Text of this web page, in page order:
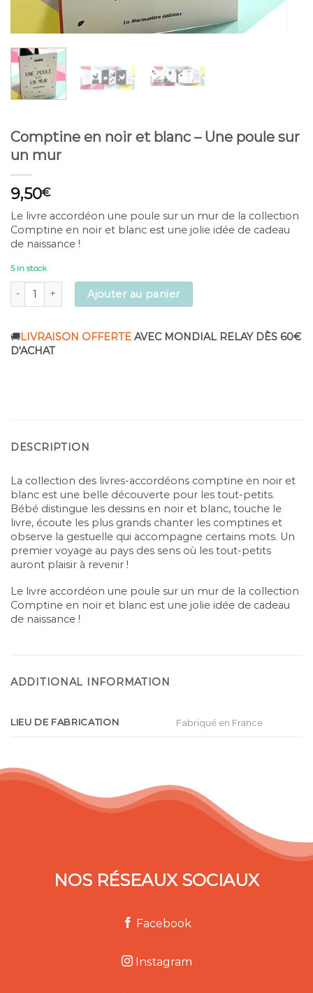
Comptine en noir et blanc – Une poule sur
un mur
9,50€
Le livre accordéon une poule sur un mur de la collection
Comptine en noir et blanc est une jolie idée de cadeau
de naissance !
5 in stock
Comptine en noir et blanc - Une poule sur un mur quantity
Ajouter au panier
🚚LIVRAISON OFFERTE AVEC MONDIAL RELAY DÈS 60€
D'ACHAT
DESCRIPTION
La collection des livres-accordéons comptine en noir et
blanc est une belle découverte pour les tout-petits.
Bébé distingue les dessins en noir et blanc, touche le
livre, écoute les plus grands chanter les comptines et
observe la gestuelle qui accompagne certains mots. Un
premier voyage au pays des sens où les tout-petits
auront plaisir à revenir !
Le livre accordéon une poule sur un mur de la collection
Comptine en noir et blanc est une jolie idée de cadeau
de naissance !
ADDITIONAL INFORMATION
LIEU DE FABRICATION Fabriqué en France
NOS RÉSEAUX SOCIAUX
Facebook
Instagram